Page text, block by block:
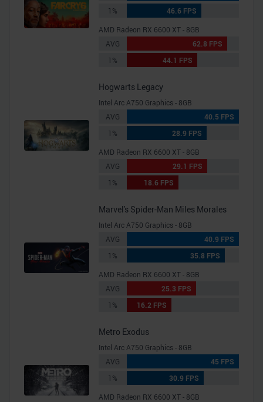
1%
46.6 FPS
AMD Radeon RX 6600 XT - 8GB
AVG
62.8 FPS
1%
44.1 FPS
Hogwarts Legacy
Intel Arc A750 Graphics - 8GB
AVG
40.5 FPS
1%
28.9 FPS
AMD Radeon RX 6600 XT - 8GB
AVG
29.1 FPS
1%
18.6 FPS
Marvel's Spider-Man Miles Morales
Intel Arc A750 Graphics - 8GB
AVG
40.9 FPS
1%
35.8 FPS
AMD Radeon RX 6600 XT - 8GB
AVG
25.3 FPS
1%
16.2 FPS
Metro Exodus
Intel Arc A750 Graphics - 8GB
AVG
45 FPS
1%
30.9 FPS
AMD Radeon RX 6600 XT - 8GB